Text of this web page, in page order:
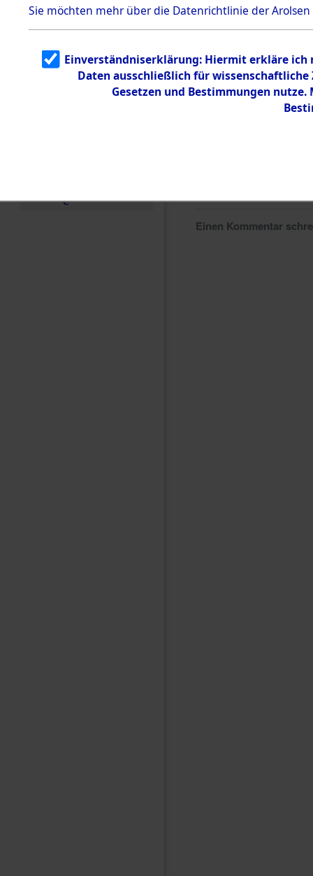
en
5.3.2
g
5.3.3
Todesmärsch
e
Einen Kommentar
Sie möchten mehr über die Datenrichtlinie der Arolsen
Einverständniserklärung: Hiermit erkläre ich
Daten ausschließlich für
Gesetzen und Bestimmungen